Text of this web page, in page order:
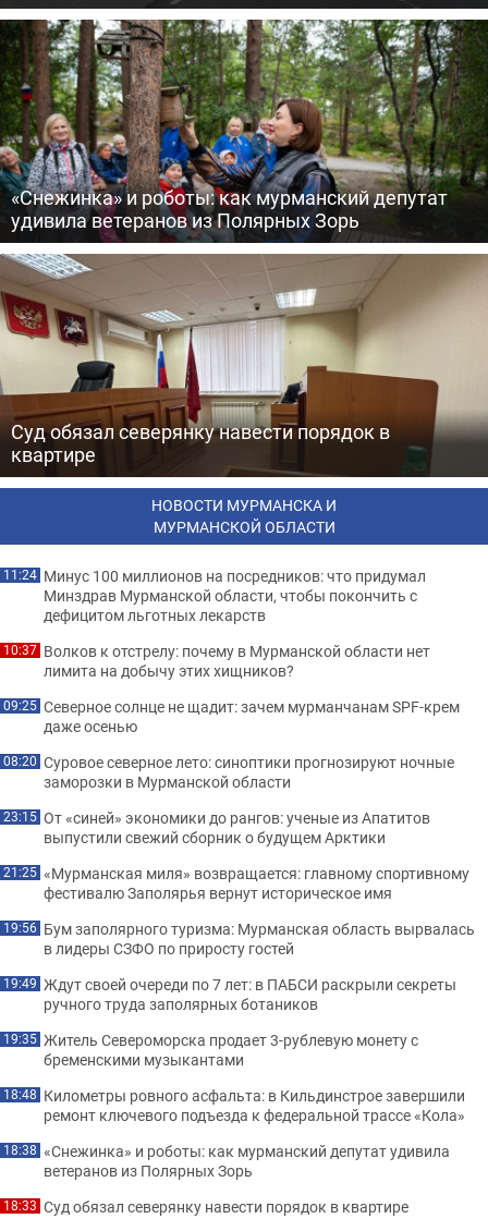
«Снежинка» и роботы: как мурманский депутат
удивила ветеранов из Полярных Зорь
Суд обязал северянку навести порядок в
квартире
НОВОСТИ МУРМАНСКА И
МУРМАНСКОЙ ОБЛАСТИ
11:24 Минус 100 миллионов на посредников: что придумал
Минздрав Мурманской области, чтобы покончить с
дефицитом льготных лекарств
10:37 Волков к отстрелу: почему в Мурманской области нет
лимита на добычу этих хищников?
09:25 Северное солнце не щадит: зачем мурманчанам SPF-крем
даже осенью
08:20 Суровое северное лето: синоптики прогнозируют ночные
заморозки в Мурманской области
23:15 От «синей» экономики до рангов: ученые из Апатитов
выпустили свежий сборник о будущем Арктики
21:25 «Мурманская миля» возвращается: главному спортивному
фестивалю Заполярья вернут историческое имя
19:56 Бум заполярного туризма: Мурманская область вырвалась
в лидеры СЗФО по приросту гостей
19:49 Ждут своей очереди по 7 лет: в ПАБСИ раскрыли секреты
ручного труда заполярных ботаников
19:35 Житель Североморска продает 3-рублевую монету с
бременскими музыкантами
18:48 Километры ровного асфальта: в Кильдинстрое завершили
ремонт ключевого подъезда к федеральной трассе «Кола»
18:38 «Снежинка» и роботы: как мурманский депутат удивила
ветеранов из Полярных Зорь
18:33 Суд обязал северянку навести порядок в квартире